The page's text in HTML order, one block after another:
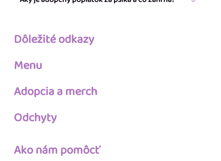
Dôležité odkazy
Menu
Adopcia a merch
Odchyty
Ako nám pomôcť